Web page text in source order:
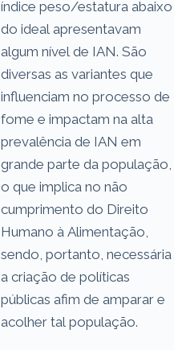
índice peso/estatura abaixo
do ideal apresentavam
algum nível de IAN. São
diversas as variantes que
influenciam no processo de
fome e impactam na alta
prevalência de IAN em
grande parte da população,
o que implica no não
cumprimento do Direito
Humano à Alimentação,
sendo, portanto, necessária
a criação de políticas
públicas afim de amparar e
acolher tal população.